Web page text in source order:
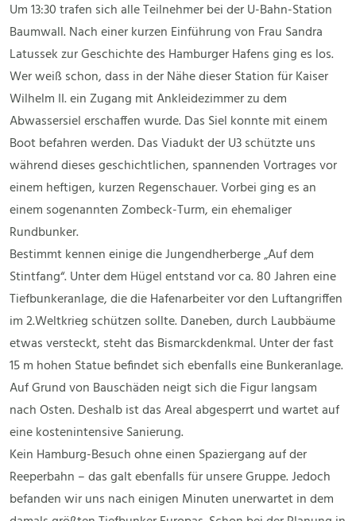
Um 13:30 trafen sich alle Teilnehmer bei der U-Bahn-Station
Baumwall. Nach einer kurzen Einführung von Frau Sandra
Latussek zur Geschichte des Hamburger Hafens ging es los.
Wer weiß schon, dass in der Nähe dieser Station für Kaiser
Wilhelm II. ein Zugang mit Ankleidezimmer zu dem
Abwassersiel erschaffen wurde. Das Siel konnte mit einem
Boot befahren werden. Das Viadukt der U3 schützte uns
während dieses geschichtlichen, spannenden Vortrages vor
einem heftigen, kurzen Regenschauer. Vorbei ging es an
einem sogenannten Zombeck-Turm, ein ehemaliger
Rundbunker.
Bestimmt kennen einige die Jungendherberge „Auf dem
Stintfang“. Unter dem Hügel entstand vor ca. 80 Jahren eine
Tiefbunkeranlage, die die Hafenarbeiter vor den Luftangriffen
im 2.Weltkrieg schützen sollte. Daneben, durch Laubbäume
etwas versteckt, steht das Bismarckdenkmal. Unter der fast
15 m hohen Statue befindet sich ebenfalls eine Bunkeranlage.
Auf Grund von Bauschäden neigt sich die Figur langsam
nach Osten. Deshalb ist das Areal abgesperrt und wartet auf
eine kostenintensive Sanierung.
Kein Hamburg-Besuch ohne einen Spaziergang auf der
Reeperbahn – das galt ebenfalls für unsere Gruppe. Jedoch
befanden wir uns nach einigen Minuten unerwartet in dem